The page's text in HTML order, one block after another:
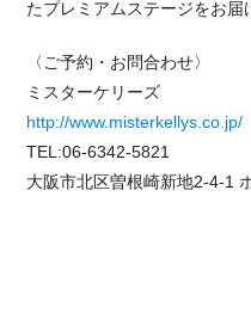
たプレミアムステージをお届
〈ご予約・お問合わせ〉
ミスターケリーズ
http://www.misterkellys.co.jp/
TEL:06-6342-5821
大阪市北区曽根崎新地2-4-1